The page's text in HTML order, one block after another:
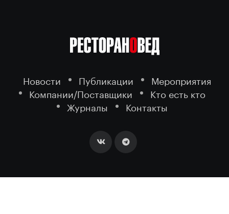
Новости Публикации
Мероприятия
Компании/Поставщики
Кто есть кто
Журналы
Контакты